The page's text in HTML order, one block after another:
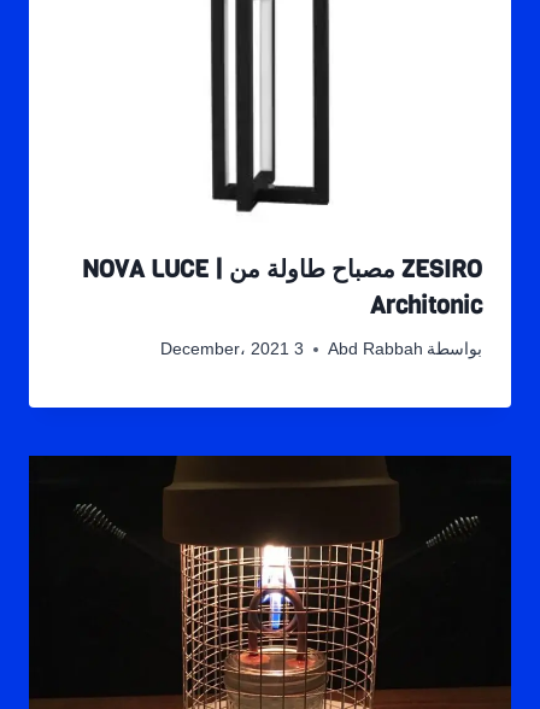
ZESIRO مصباح طاولة من NOVA LUCE |
Architonic
بواسطة Abd Rabbah 3 December، 2021